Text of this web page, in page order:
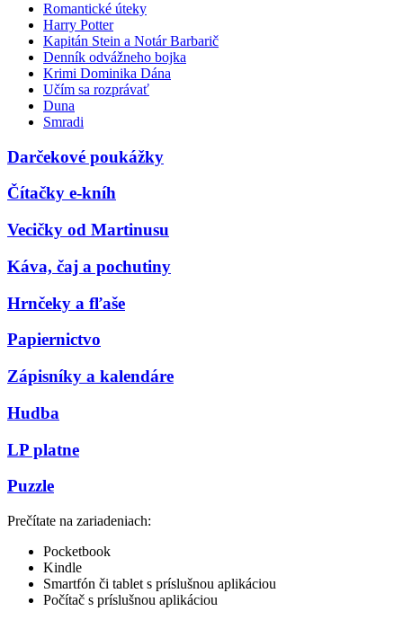
Romantické úteky
Harry Potter
Kapitán Stein a Notár Barbarič
Denník odvážneho bojka
Krimi Dominika Dána
Učím sa rozprávať
Duna
Smradi
Darčekové poukážky
Čítačky e-kníh
Vecičky od Martinusu
Káva, čaj a pochutiny
Hrnčeky a fľaše
Papiernictvo
Zápisníky a kalendáre
Hudba
LP platne
Puzzle
Prečítate na zariadeniach:
Pocketbook
Kindle
Smartfón či tablet s príslušnou aplikáciou
Počítač s príslušnou aplikáciou